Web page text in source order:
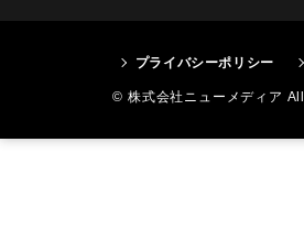
プライバシーポリシー
© 株式会社ニューメディア